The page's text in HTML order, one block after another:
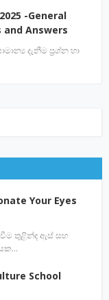
-General
and Answers
දැනීම ප්‍රශ්න හා
Your Eyes
තුළින්ද ඇස් සහ
School